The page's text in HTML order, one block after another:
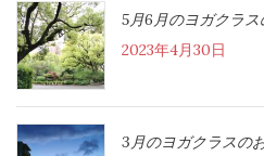
5月6月のヨガクラス
2023年4月30日
3月のヨガクラスの